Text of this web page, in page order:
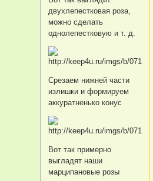
двухлепестковая роза,
можно сделать
однолепестковую и т. д.
Срезаем нижней части
излишки и формируем
аккуратненько конус
Вот так примерно
выгладят наши
марципановые розы